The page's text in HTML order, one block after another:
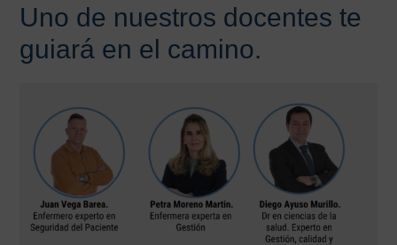
Uno de nuestros docentes te
guiará en el camino.